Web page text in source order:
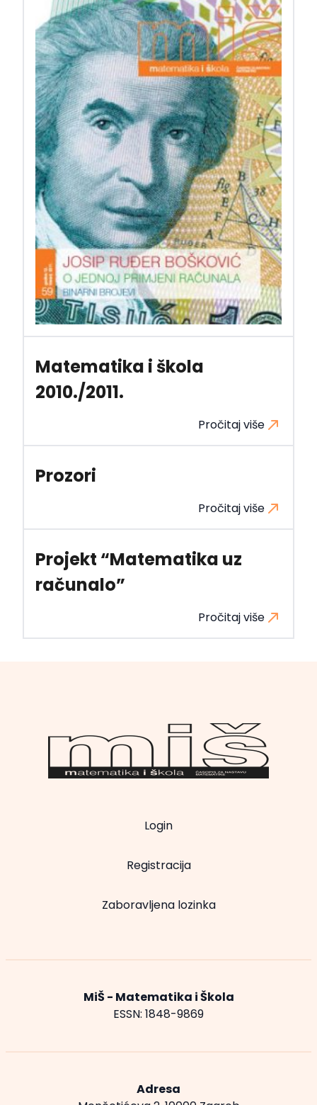
Matematika i škola
2010./2011.
Pročitaj više
Prozori
Pročitaj više
Projekt “Matematika uz
računalo”
Pročitaj više
Login
Registracija
Zaboravljena lozinka
MiŠ - Matematika i Škola
ESSN: 1848-9869
Adresa